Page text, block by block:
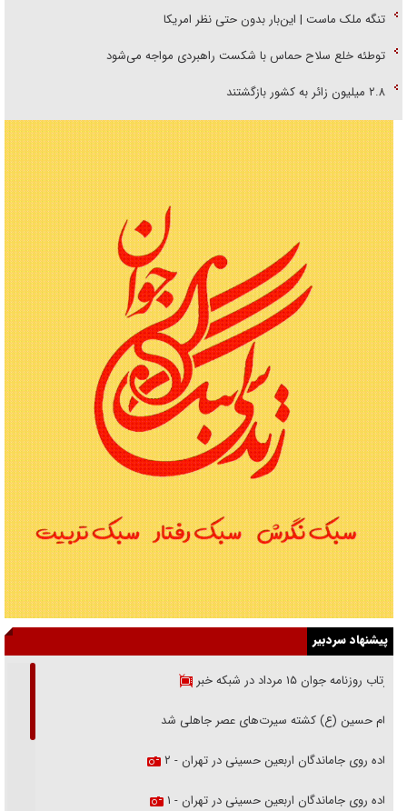
تنگه ملک ماست | این‌بار بدون حتی نظر امریکا
توطئه خلع سلاح حماس با شکست راهبردی مواجه می‌شود
۲.۸ میلیون زائر به کشور بازگشتند
پیشنهاد سردبیر
بازتاب روزنامه جوان ۱۵ مرداد در شبکه خبر
امام حسین (ع) کشته سیرت‌های عصر جاهلی شد
پیاده روی جاماندگان اربعین حسینی در تهران - ۲
پیاده روی جاماندگان اربعین حسینی در تهران - ۱